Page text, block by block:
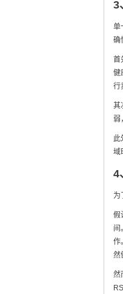
3
单
确
首
健
行
其
弱
此
域
4
为
假
间
作
然
然